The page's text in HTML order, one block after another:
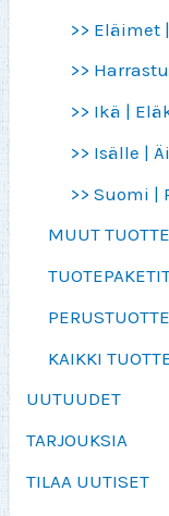
>>
>>
>> Ikä |
>> Isälle |
>> Suomi
MUUT
KAIKKI
UUTUUDET
TARJOUKSIA
TILAA UUTISET